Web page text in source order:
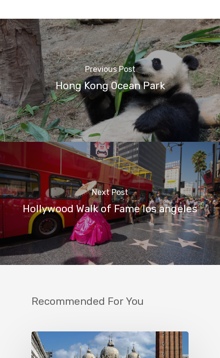
Previous Post
Hong Kong Ocean Park
Next Post
Hollywood Walk of Fame los angeles
Recommended For You